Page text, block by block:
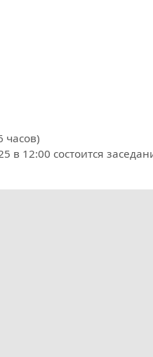
часов)
в 12:00 состоится